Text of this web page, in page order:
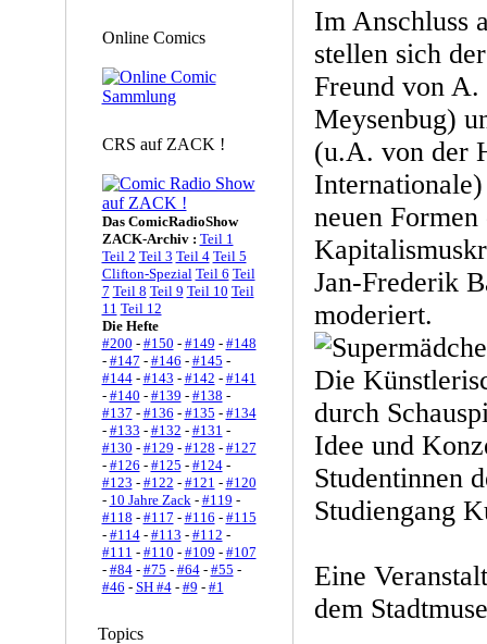
Online Comics
CRS auf ZACK !
Das ComicRadioShow
ZACK-Archiv : Teil 1
Teil 2 Teil 3 Teil 4 Teil 5
Clifton-Spezial Teil 6 Teil
7 Teil 8 Teil 9 Teil 10 Teil
11 Teil 12
Die Hefte
#200 - #150 - #149 - #148
- #147 - #146 - #145 -
#144- #143 - #142 - #141
- #140 - #139 - #138 -
#137 - #136 - #135 - #134
- #133 - #132 - #131 -
#130 - #129 - #128 - #127
- #126 - #125 - #124-
#123 - #122 - #121 - #120
- 10 Jahre Zack- #119 -
#118 - #117 - #116 - #115
- #114- #113 - #112 -
#111 - #110 - #109 - #107
- #84- #75 - #64- #55 -
#46 - SH #4- #9 - #1
Topics
Im Anschluss
stellen sich
Freund von A.
Meysenbug)
(u.A. von der
neuen
Jan-Frederik
moderiert.
Die
durch
Idee und
Studentinnen
Studiengang
Eine
dem